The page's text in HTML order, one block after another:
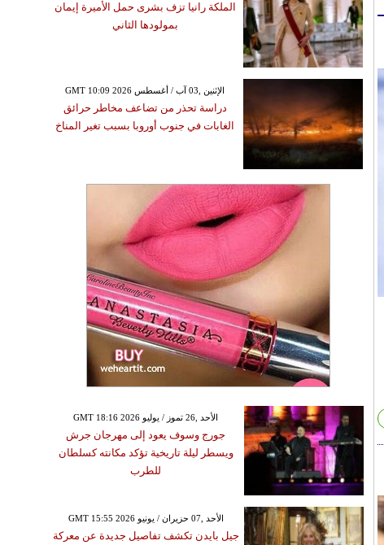
الملكة رانيا تزف بشرى حمل الأميرة إيمان
بمولودها الثاني
GMT 10:09 2026 الإثنين ,03 آب / أغسطس
دراسة تحذر من تضاعف مخاطر حرائق
الغابات في جنوب أوروبا بسبب تغير المناخ
GMT 18:16 2026 الأحد ,26 تموز / يوليو
جورج وسوف يعود إلى مهرجان جرش
ويسطر ليلة تاريخية تؤكد مكانته كسلطان
للطرب
GMT 15:55 2026 الأحد ,07 حزيران / يونيو
جيل بايدن تكشف تفاصيل جديدة عن معركة